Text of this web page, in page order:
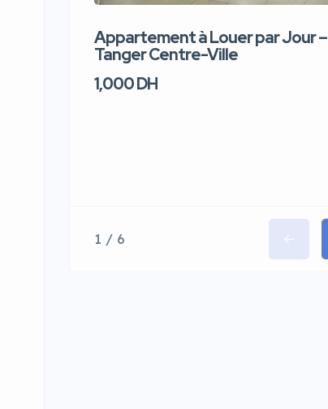
Appartement à Louer par Jour –
Tanger Centre-Ville
1,000 DH
1 / 6